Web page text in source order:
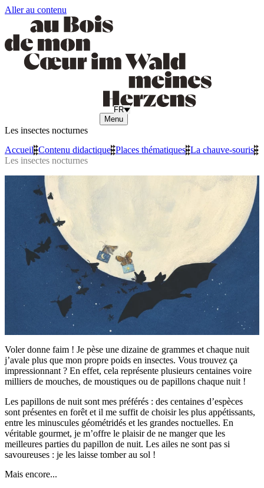
Aller au contenu
Menu
FR
Les insectes nocturnes
Accueil»Contenu didactique»Places thématiques»La chauve-souris»
Les insectes nocturnes
Voler donne faim ! Je pèse une dizaine de grammes et chaque nuit
j’avale plus que mon propre poids en insectes. Vous trouvez ça
impressionnant ? En effet, cela représente plusieurs centaines voire
milliers de mouches, de moustiques ou de papillons chaque nuit !
Les papillons de nuit sont mes préférés : des centaines d’espèces
sont présentes en forêt et il me suffit de choisir les plus appétissants,
entre les minuscules géométridés et les grandes noctuelles. En
véritable gourmet, je m’offre le plaisir de ne manger que les
meilleures parties du papillon de nuit. Les ailes ne sont pas si
savoureuses : je les laisse tomber au sol !
Mais encore...